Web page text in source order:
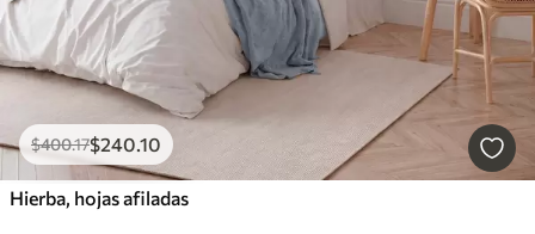
$400.17$240 .10
Hierba, hojas afiladas